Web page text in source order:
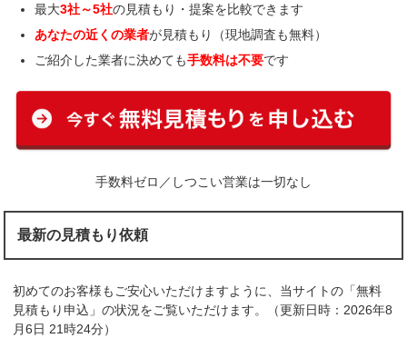
最大3社～5社の見積もり・提案を比較できます
あなたの近くの業者が見積もり（現地調査も無料）
ご紹介した業者に決めても手数料は不要です
手数料ゼロ／しつこい営業は一切なし
最新の見積もり依頼
初めてのお客様もご安心いただけますように、当サイトの「無料
見積もり申込」の状況をご覧いただけます。（更新日時：2026年8
月6日 21時24分）